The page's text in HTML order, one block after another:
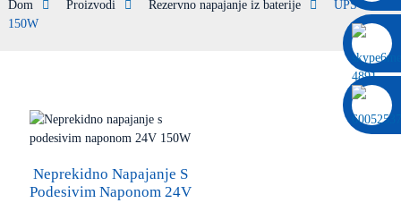
Dom Proizvodi Rezervno napajanje iz baterije
UPS
150W
Neprekidno Napajanje S
Podesivim Naponom 24V